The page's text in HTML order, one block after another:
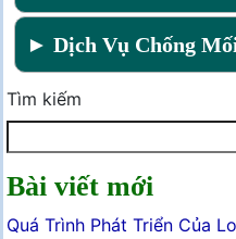
► Dịch Vụ Chống
Tìm kiếm
Bài viết mới
Quá Trình Phát Triển Của